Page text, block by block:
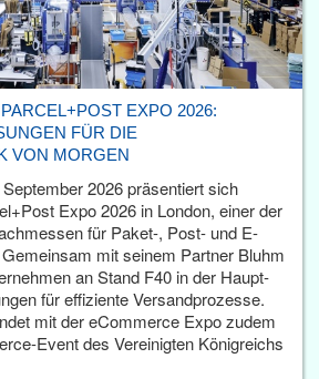
EXPO 2026:
FÜR DIE
VON MORGEN
2026 präsentiert sich
Expo 2026 in London, einer der
für Paket-, Post- und E-
mit seinem Partner Bluhm
an Stand F40 in der Haupt­
für effiziente Versandprozesse.
mit der eCommerce Expo zudem
Event des Vereinigten Königreichs